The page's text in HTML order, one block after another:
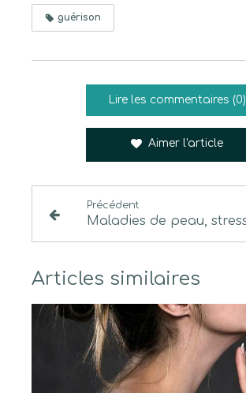
guérison
Lire les commentaires (0)
Aimer l'article
Précédent
Articles similaires